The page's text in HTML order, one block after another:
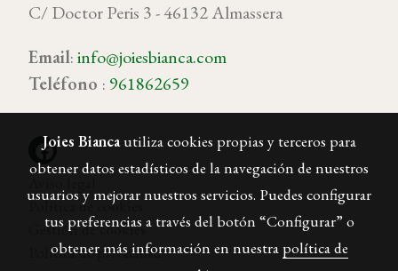
C/ Doctor Peris 3 - 46132 Almassera
Email:info@joiesbianca.com
Teléfono : 961862659
Política de cookies
Gestión de cookies
Política de privacidad
Joies Biancautiliza cookies propias y terceros para
obtener datos estadísticos de la navegación de nuestros
usuarios y mejorar nuestros servicios. Puedes configurar
tus preferencias a través del botón “Configurar” o
obtener más información en nuestra política de